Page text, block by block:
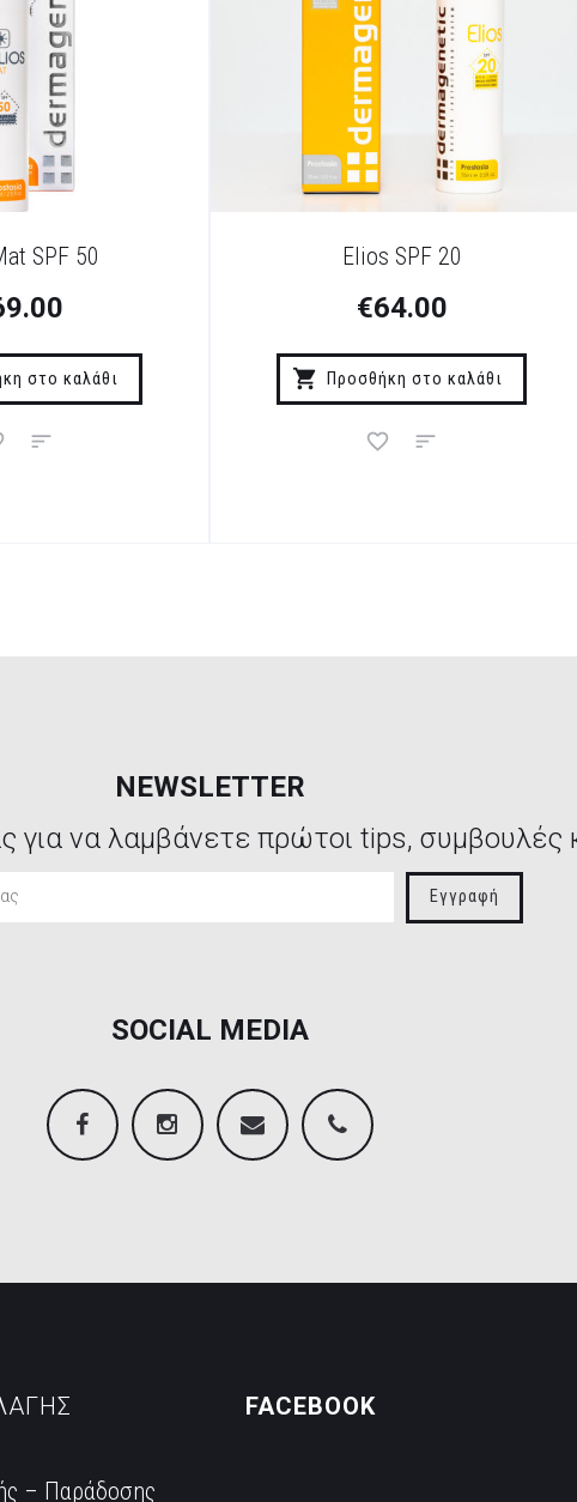
SPF 50
στο καλάθι
Elios SPF 20
€64.00
Προσθήκη στο καλάθι
NEWSLETTER
για να λαμβάνετε πρώτοι tips, συμβουλές
Εγγραφή
SOCIAL MEDIA
– Παράδοσης
FACEBOOK